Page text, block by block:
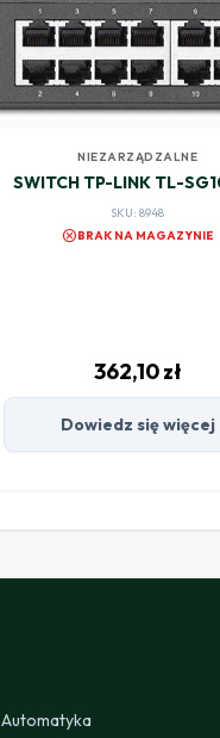
NIEZARZĄDZALNE
SWITCH TP-LINK TL-
SKU: 8948
cancelBRAK NA MAGAZYNIE
362,10zł
Dowiedz się więcej
Automatyka